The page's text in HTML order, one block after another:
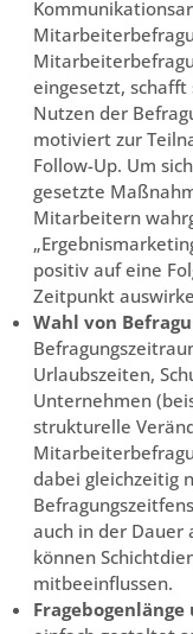
eingesetzt,
Nutzen der
motiviert zur
Follow-Up. Um
gesetzte
Mitarbeitern
positiv auf eine
Zeitpunkt
Wahl von
Urlaubszeiten,
Unternehmen
strukturelle
dabei gleichzeitig
auch in der Dauer
können
mitbeeinflussen.